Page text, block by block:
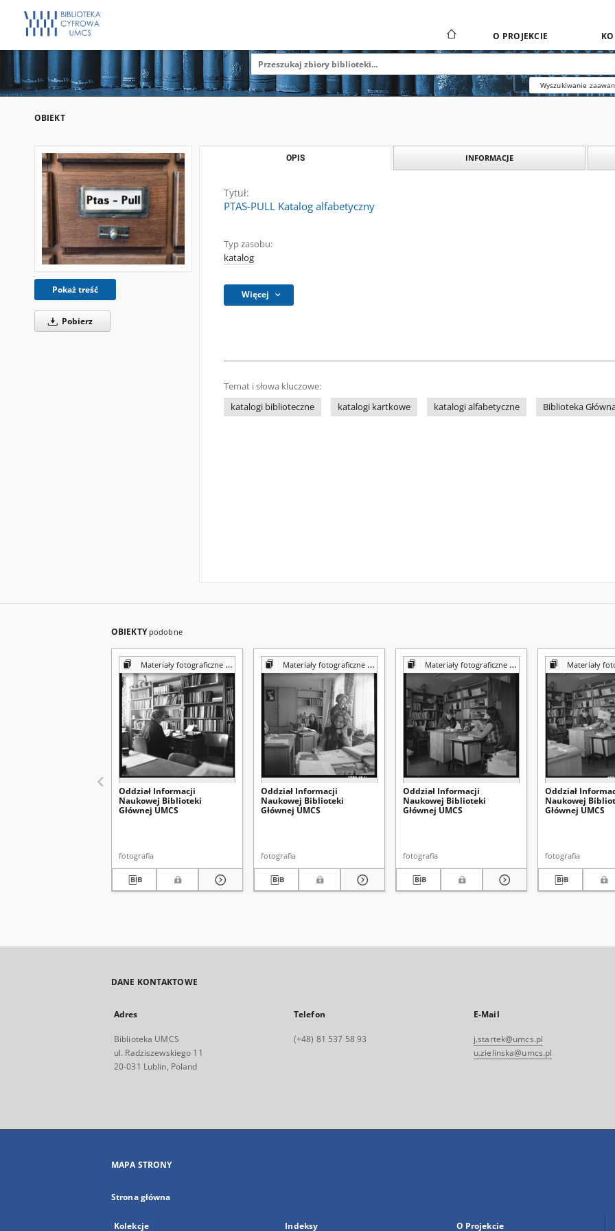
O PROJEKCIE
Wyszukiwanie
OBIEKT
Pokaż treść
Pobierz
OPIS INFORMACJE
Tytuł:
PTAS-PULL Katalog alfabetyczny
Typ zasobu:
katalog
Więcej
Temat i słowa kluczowe:
katalogi biblioteczne
katalogi kartkowe katalogi alfabetyczne Biblioteka
OBIEKTY podobne
Materiały fotograficzne z Pracowni Reprografii Biblioteki UMCS
Oddział Informacji
Naukowej Biblioteki
Głównej UMCS
fotografia
Materiały fotograficzne z Pracowni Reprografii Biblioteki UMCS
Oddział Informacji
Naukowej Biblioteki
Głównej UMCS
fotografia
Materiały fotograficzne z Pracowni Reprografii Biblioteki UMCS
Oddział Informacji
Naukowej Biblioteki
Głównej UMCS
fotografia
Materiały fotograficzne z Pracowni
Oddział
Naukowej
Głównej UMCS
fotografia
DANE KONTAKTOWE
Adres
Biblioteka UMCS
ul. Radziszewskiego 11
20-031 Lublin, Poland
Telefon
(+48) 81 537 58 93
E-Mail
j.startek@umcs.pl
u.zielinska@umcs.pl
MAPA STRONY
Strona główna
Kolekcje Indeksy O Projekcie